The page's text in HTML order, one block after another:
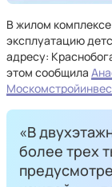
В жилом
эксплуатацию
адресу:
этом сообщила
«В
более трех